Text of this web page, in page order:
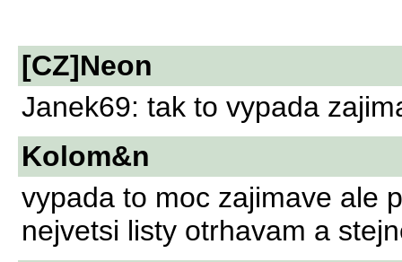
[CZ]Neon
Janek69: tak to vypada
Kolom&n
vypada to moc zajimave ale
nejvetsi listy otrhavam a